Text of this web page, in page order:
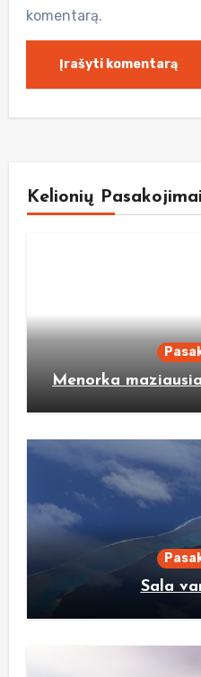
komentarą.
Kelionių Pasakojimai
Menorka
Sala